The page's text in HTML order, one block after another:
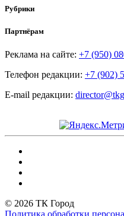
Рубрики
Партнёрам
Реклама на сайте: +7 (950)
Телефон редакции: +7 (902)
E-mail редакции:
© 2026 ТК Город